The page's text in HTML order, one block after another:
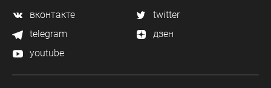
вконтакте
twitter
telegram
дзен
youtube